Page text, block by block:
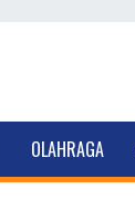
OLAHRAGA